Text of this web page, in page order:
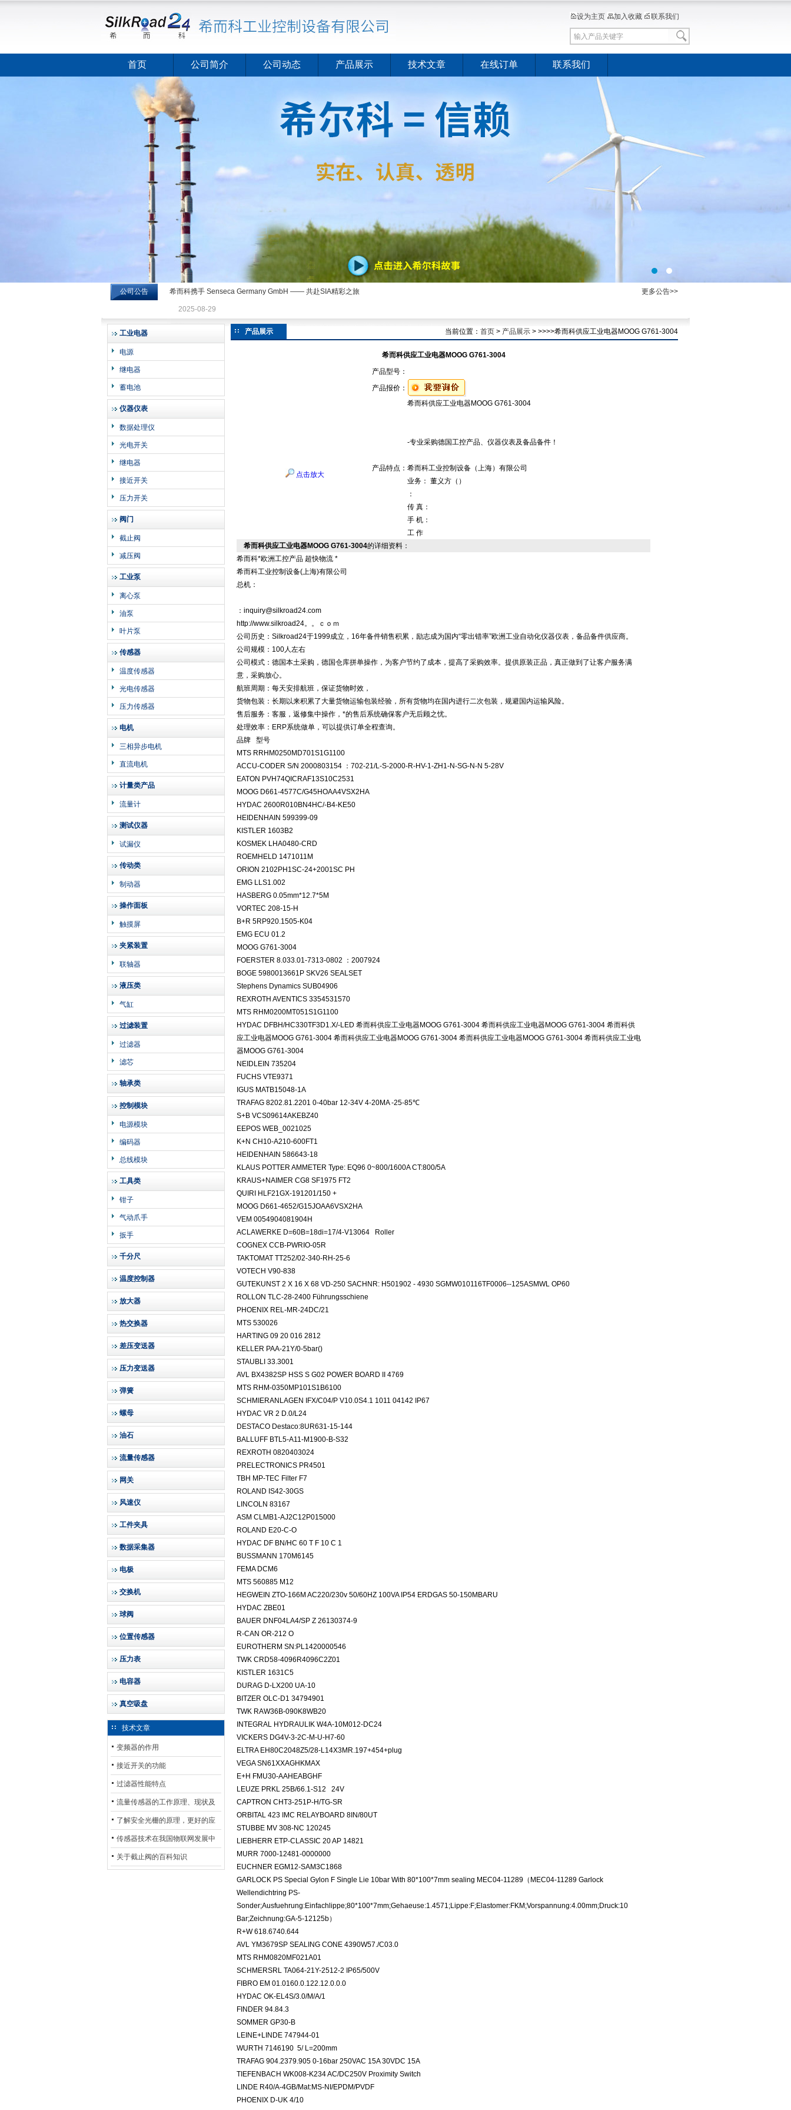
希而科工业控制设备有限公司
设为主页 加入收藏 联系我们
首页 公司简介 公司动态 产品展示 技术文章 在线订单 联系我们
公司公告 希而科携手 Senseca Germany GmbH —— 共赴SIA精彩之旅
2025-08-29
更多公告>>
工业电器
电源
继电器
蓄电池
仪器仪表
数据处理仪
光电开关
继电器
接近开关
压力开关
阀门
截止阀
减压阀
工业泵
离心泵
油泵
叶片泵
传感器
温度传感器
光电传感器
压力传感器
电机
三相异步电机
直流电机
计量类产品
流量计
测试仪器
试漏仪
传动类
制动器
操作面板
触摸屏
夹紧装置
联轴器
液压类
气缸
过滤装置
过滤器
滤芯
轴承类
控制模块
电源模块
编码器
总线模块
工具类
钳子
气动爪手
扳手
千分尺
温度控制器
放大器
热交换器
差压变送器
压力变送器
弹簧
螺母
油石
流量传感器
网关
风速仪
工件夹具
数据采集器
电极
交换机
球阀
位置传感器
压力表
电容器
真空吸盘
技术文章
变频器的作用
接近开关的功能
过滤器性能特点
流量传感器的工作原理、现状及
其发展前景
了解安全光栅的原理，更好的应
用安全光栅
传感器技术在我国物联网发展中
的地位*
关于截止阀的百科知识
产品展示 当前位置： 首页 > 产品展示 > >>>>希而科供应工业电器MOOG G761-3004
希而科供应工业电器MOOG G761-3004
点击放大
产品型号：
产品报价：
产品特点：
希而科供应工业电器MOOG G761-3004
-专业采购德国工控产品、仪器仪表及备品备件！
希而科工业控制设备（上海）有限公司
业务： 董义方（）
：
传 真：
手 机：
工 作
希而科供应工业电器MOOG G761-3004的详细资料：
希而科*欧洲工控产品 超快物流 *
希而科工业控制设备(上海)有限公司
总机：
：inquiry@silkroad24.com
http://www.silkroad24。。ｃｏｍ
公司历史：Silkroad24于1999成立，16年备件销售积累，励志成为国内“零出错率”欧洲工业自动化仪器仪表，备品备件供应商。
公司规模：100人左右
公司模式：德国本土采购，德国仓库拼单操作，为客户节约了成本，提高了采购效率。提供原装正品，真正做到了让客户服务满
意，采购放心。
航班周期：每天安排航班，保证货物时效，
货物包装：长期以来积累了大量货物运输包装经验，所有货物均在国内进行二次包装，规避国内运输风险。
售后服务：客服，返修集中操作，*的售后系统确保客户无后顾之忧。
处理效率：ERP系统做单，可以提供订单全程查询。
品牌 型号
MTS RRHM0250MD701S1G1100
ACCU-CODER S/N 2000803154 ：702-21/L-S-2000-R-HV-1-ZH1-N-SG-N-N 5-28V
EATON PVH74QICRAF13S10C2531
MOOG D661-4577C/G45HOAA4VSX2HA
HYDAC 2600R010BN4HC/-B4-KE50
HEIDENHAIN 599399-09
KISTLER 1603B2
KOSMEK LHA0480-CRD
ROEMHELD 1471011M
ORION 2102PH1SC-24+2001SC PH
EMG LLS1.002
HASBERG 0.05mm*12.7*5M
VORTEC 208-15-H
B+R 5RP920.1505-K04
EMG ECU 01.2
MOOG G761-3004
FOERSTER 8.033.01-7313-0802 ：2007924
BOGE 5980013661P SKV26 SEALSET
Stephens Dynamics SUB04906
REXROTH AVENTICS 3354531570
MTS RHM0200MT051S1G1100
HYDAC DFBH/HC330TF3D1.X/-LED 希而科供应工业电器MOOG G761-3004 希而科供应工业电器MOOG G761-3004 希而科供
应工业电器MOOG G761-3004 希而科供应工业电器MOOG G761-3004 希而科供应工业电器MOOG G761-3004 希而科供应工业电
器MOOG G761-3004
NEIDLEIN 735204
FUCHS VTE9371
IGUS MATB15048-1A
TRAFAG 8202.81.2201 0-40bar 12-34V 4-20MA -25-85℃
S+B VCS09614AKEBZ40
EEPOS WEB_0021025
K+N CH10-A210-600FT1
HEIDENHAIN 586643-18
KLAUS POTTER AMMETER Type: EQ96 0~800/1600A CT:800/5A
KRAUS+NAIMER CG8 SF1975 FT2
QUIRI HLF21GX-191201/150 +
MOOG D661-4652/G15JOAA6VSX2HA
VEM 0054904081904H
ACLAWERKE D=60B=18di=17/4-V13064 Roller
COGNEX CCB-PWRIO-05R
TAKTOMAT TT252/02-340-RH-25-6
VOTECH V90-838
GUTEKUNST 2 X 16 X 68 VD-250 SACHNR: H501902 - 4930 SGMW010116TF0006--125ASMWL OP60
ROLLON TLC-28-2400 Führungsschiene
PHOENIX REL-MR-24DC/21
MTS 530026
HARTING 09 20 016 2812
KELLER PAA-21Y/0-5bar()
STAUBLI 33.3001
AVL BX4382SP HSS S G02 POWER BOARD II 4769
MTS RHM-0350MP101S1B6100
SCHMIERANLAGEN IFX/C04/P V10.0S4.1 1011 04142 IP67
HYDAC VR 2 D.0/L24
DESTACO Destaco:8UR631-15-144
BALLUFF BTL5-A11-M1900-B-S32
REXROTH 0820403024
PRELECTRONICS PR4501
TBH MP-TEC Filter F7
ROLAND IS42-30GS
LINCOLN 83167
ASM CLMB1-AJ2C12P015000
ROLAND E20-C-O
HYDAC DF BN/HC 60 T F 10 C 1
BUSSMANN 170M6145
FEMA DCM6
MTS 560885 M12
HEGWEIN ZTO-166M AC220/230v 50/60HZ 100VA IP54 ERDGAS 50-150MBARU
HYDAC ZBE01
BAUER DNF04LA4/SP Z 26130374-9
R-CAN OR-212 O
EUROTHERM SN:PL1420000546
TWK CRD58-4096R4096C2Z01
KISTLER 1631C5
DURAG D-LX200 UA-10
BITZER OLC-D1 34794901
TWK RAW36B-090K8WB20
INTEGRAL HYDRAULIK W4A-10M012-DC24
VICKERS DG4V-3-2C-M-U-H7-60
ELTRA EH80C2048Z5/28-L14X3MR.197+454+plug
VEGA SN61XXAGHKMAX
E+H FMU30-AAHEABGHF
LEUZE PRKL 25B/66.1-S12 24V
CAPTRON CHT3-251P-H/TG-SR
ORBITAL 423 IMC RELAYBOARD 8IN/80UT
STUBBE MV 308-NC 120245
LIEBHERR ETP-CLASSIC 20 AP 14821
MURR 7000-12481-0000000
EUCHNER EGM12-SAM3C1868
GARLOCK PS Special Gylon F Single Lie 10bar With 80*100*7mm sealing MEC04-11289（MEC04-11289 Garlock
Wellendichtring PS-
Sonder;Ausfuehrung:Einfachlippe;80*100*7mm;Gehaeuse:1.4571;Lippe:F;Elastomer:FKM;Vorspannung:4.00mm;Druck:10
Bar;Zeichnung:GA-5-12125b）
R+W 618.6740.644
AVL YM3679SP SEALING CONE 4390W57./C03.0
MTS RHM0820MF021A01
SCHMERSRL TA064-21Y-2512-2 IP65/500V
FIBRO EM 01.0160.0.122.12.0.0.0
HYDAC OK-EL4S/3.0/M/A/1
FINDER 94.84.3
SOMMER GP30-B
LEINE+LINDE 747944-01
WURTH 7146190 5/ L=200mm
TRAFAG 904.2379.905 0-16bar 250VAC 15A 30VDC 15A
TIEFENBACH WK008-K234 AC/DC250V Proximity Switch
LINDE R40/A-4GB/Mat:MS-NI/EPDM/PVDF
PHOENIX D-UK 4/10